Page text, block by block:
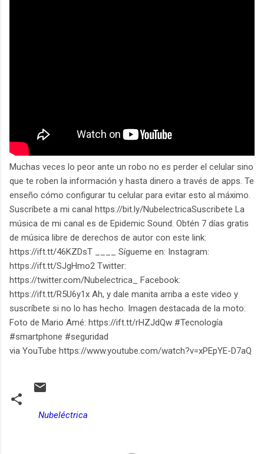
Muchas veces lo peor ante un robo no es perder el celular sino
que te roben la información y hasta dinero a través de apps. Te
enseño cómo configurar tu celular para evitar esto al máximo.
Suscríbete a mi canal https://bit.ly/NubelectricaSuscribete La
música de mi canal es de Epidemic Sound. Obtén 7 días gratis
de música libre de derechos de autor con este link:
https://ift.tt/46KZDsT ____ Sígueme en: Instagram:
https://ift.tt/SJgHmo2 Twitter:
https://twitter.com/Nubelectrica_ Facebook:
https://ift.tt/R5U6y1x Ah, y dale manita arriba a este video y
suscríbete si no lo has hecho. Imagen destacada de la moto:
Foto de Mario Amé: https://ift.tt/rHZJdQw #Tecnología
#smartphone #seguridad
via YouTube https://www.youtube.com/watch?v=xPEpYE-D7aQ
Nubeléctrica